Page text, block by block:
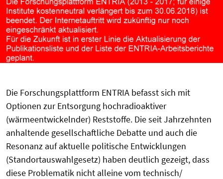
Die Forschungsplattform ENTRIA befasst sich mit
Optionen zur Entsorgung hochradioaktiver
(wärmeentwickelnder) Reststoffe. Die seit Jahrzehnten
anhaltende gesellschaftliche Debatte und auch die
Resonanz auf aktuelle politische Entwicklungen
(Standortauswahlgesetz) haben deutlich gezeigt, dass
diese Problematik nicht alleine vom technisch/